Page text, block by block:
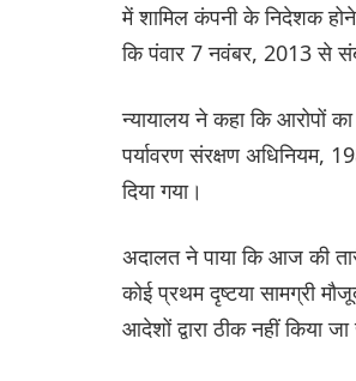
में शामिल कंपनी के निदेशक होने
कि पंवार 7 नवंबर, 2013 से
न्यायालय ने कहा कि आरोपों
पर्यावरण संरक्षण अधिनियम,
दिया गया।
अदालत ने पाया कि आज की
कोई प्रथम दृष्टया सामग्री
आदेशों द्वारा ठीक नहीं किया